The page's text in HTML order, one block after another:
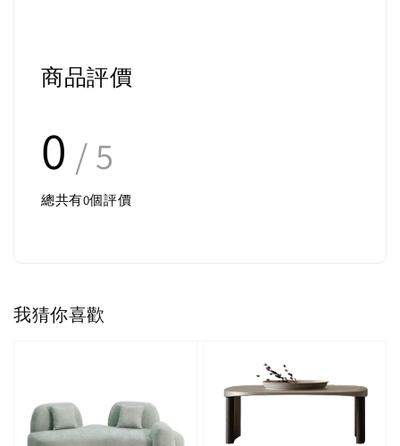
商品評價
0 / 5
總共有0個評價
我猜你喜歡